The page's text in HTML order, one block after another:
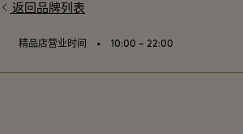
返回品牌列表
精品店营业时间 ⬩ 10:00 – 22:00